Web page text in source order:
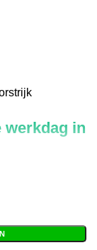
werkdag in